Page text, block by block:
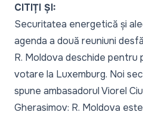
CITIȚI ȘI:
Securitatea energetică și
agenda a două reuniuni
R. Moldova deschide pentru
votare la Luxemburg. Noi
spune ambasadorul Viorel
Gherasimov: R. Moldova